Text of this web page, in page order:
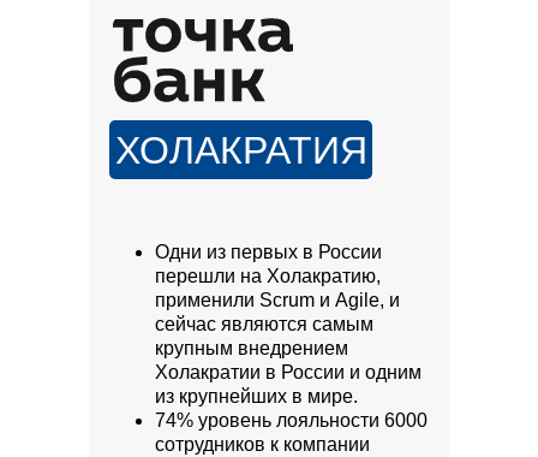
ХОЛАКРАТИЯ
Одни из первых в России
перешли на Холакратию,
применили Scrum и Agile, и
сейчас являются самым
крупным внедрением
Холакратии в России и одним
из крупнейших в мире.
74% уровень лояльности 6000
сотрудников к компании